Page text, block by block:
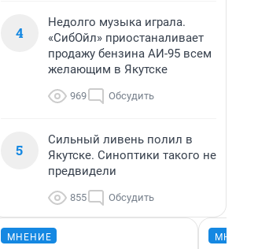
4
Недолго музыка играла.
«СибОйл» приостаналивает
продажу бензина АИ-95 всем
желающим в Якутске
969 Обсудить
5
Сильный ливень полил в
Якутске. Синоптики такого не
предвидели
855 Обсудить
МНЕНИЕ